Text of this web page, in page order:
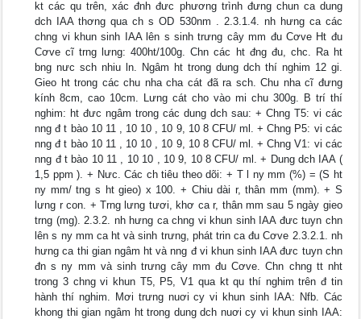
kt các qu trên, xác đnh đưc phương trình đưng chun ca dung
dch IAA thơng qua ch s OD 530nm . 2.3.1.4. nh hưng ca các
chng vi khun sinh IAA lên s sinh trưng cây mm đu Cơve Ht đu
Cơve cĩ trng lưng: 400ht/100g. Chn các ht đng đu, chc. Ra ht
bng nưc sch nhiu ln. Ngâm ht trong dung dch thí nghim 12 gi.
Gieo ht trong các chu nha cha cát đã ra sch. Chu nha cĩ đưng
kính 8cm, cao 10cm. Lưng cát cho vào mi chu 300g. B trí thí
nghim: ht đưc ngâm trong các dung dch sau: + Chng T5: vi các
nng đ t bào 10 11 , 10 10 , 10 9, 10 8 CFU/ ml. + Chng P5: vi các
nng đ t bào 10 11 , 10 10 , 10 9, 10 8 CFU/ ml. + Chng V1: vi các
nng đ t bào 10 11 , 10 10 , 10 9, 10 8 CFU/ ml. + Dung dch IAA (
1,5 ppm ). + Nưc. Các ch tiêu theo dõi: + T l ny mm (%) = (S ht
ny mm/ tng s ht gieo) x 100. + Chiu dài r, thân mm (mm). + S
lưng r con. + Trng lưng tươi, khơ ca r, thân mm sau 5 ngày gieo
trng (mg). 2.3.2. nh hưng ca chng vi khun sinh IAA đưc tuyn chn
lên s ny mm ca ht và sinh trưng, phát trin ca đu Cơve 2.3.2.1. nh
hưng ca thi gian ngâm ht và nng đ vi khun sinh IAA đưc tuyn chn
đn s ny mm và sinh trưng cây mm đu Cơve. Chn chng tt nht
trong 3 chng vi khun T5, P5, V1 qua kt qu thí nghim trên đ tin
hành thí nghim. Mơi trưng nuơi cy vi khun sinh IAA: Nfb. Các
khong thi gian ngâm ht trong dung dch nuơi cy vi khun sinh IAA: